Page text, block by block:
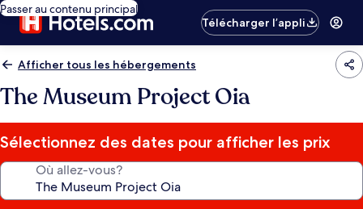
Passer au contenu principal
Télécharger l’appli
Afficher tous les hébergements
The Museum Project Oia
Sélectionnez des dates pour afficher les prix
Où allez-vous?